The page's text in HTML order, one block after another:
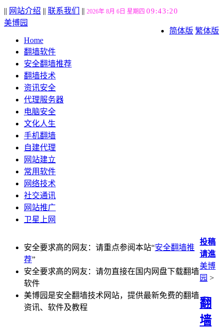
|| 网站介绍 || 联系我们 || 2026年 8月 6日 星期四 09:43:21
简体版 繁体版
美博园
Home
翻墙软件
安全翻墙推荐
翻墙技术
资讯安全
代理服务器
电脑安全
文化人生
手机翻墙
自建代理
网站建立
常用软件
网络技术
社交通讯
网站推广
卫星上网
安全要求高的网友：请重点参阅本站“安全翻墙推
荐”
安全要求高的网友：请勿直接在国内网盘下载翻墙
软件
美博园是安全翻墙技术网站，提供最新免费的翻墙
资讯、软件及教程
投稿
请進
美博
园 >
翻
墙